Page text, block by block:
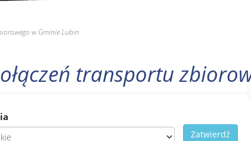
w Gminie Lubin
transportu
Zatwierdź